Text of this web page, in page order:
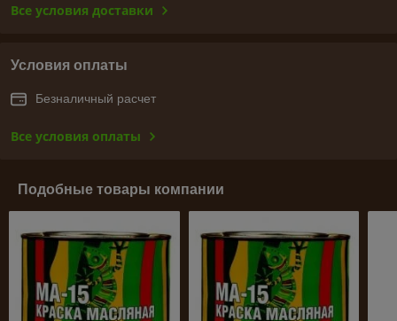
Все условия доставки
Условия оплаты
Безналичный расчет
Все условия оплаты
Подобные товары компании